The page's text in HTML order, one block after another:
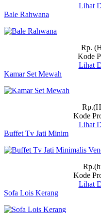
Lihat
Bale Rahwana
Rp.
Kode
Lihat
Kamar Set Mewah
Kode
Lihat
Buffet Tv Jati Minim
Kode
Lihat
Sofa Lois Kerang